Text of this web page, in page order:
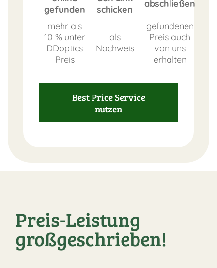
gefunden
schicken
abschließen
mehr als
10 % unter
DDoptics
Preis
als
Nachweis
gefundenen
Preis auch
von uns
erhalten
Best Price Service
nutzen
Preis-Leistung
großgeschrieben!